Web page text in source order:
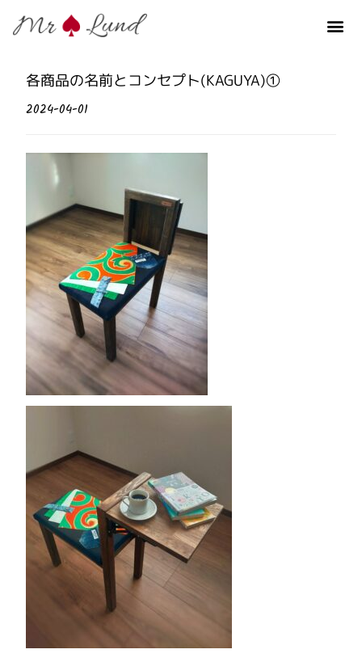
各商品の名前とコンセプト(KAGUYA)①
2024-04-01